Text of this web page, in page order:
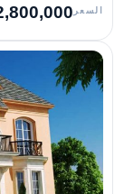
السعر